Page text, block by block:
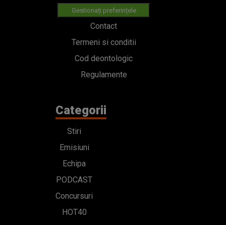
Gestionați preferințele
Contact
Termeni si conditii
Cod deontologic
Regulamente
Categorii
Stiri
Emisiuni
Echipa
PODCAST
Concursuri
HOT40